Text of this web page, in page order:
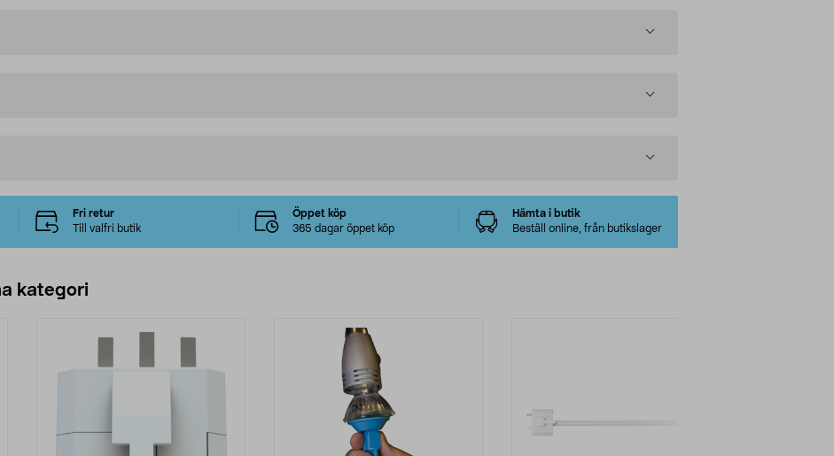
Fri retur
Till valfri butik
Öppet köp
365 dagar öppet köp
Hämta i butik
Beställ online, från butikslager
kategori